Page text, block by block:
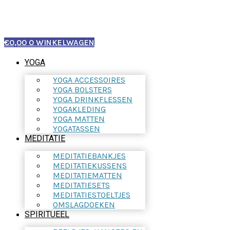
€0,00 0 WINKELWAGEN
YOGA
YOGA ACCESSOIRES
YOGA BOLSTERS
YOGA DRINKFLESSEN
YOGAKLEDING
YOGA MATTEN
YOGATASSEN
MEDITATIE
MEDITATIEBANKJES
MEDITATIEKUSSENS
MEDITATIEMATTEN
MEDITATIESETS
MEDITATIESTOELTJES
OMSLAGDOEKEN
SPIRITUEEL